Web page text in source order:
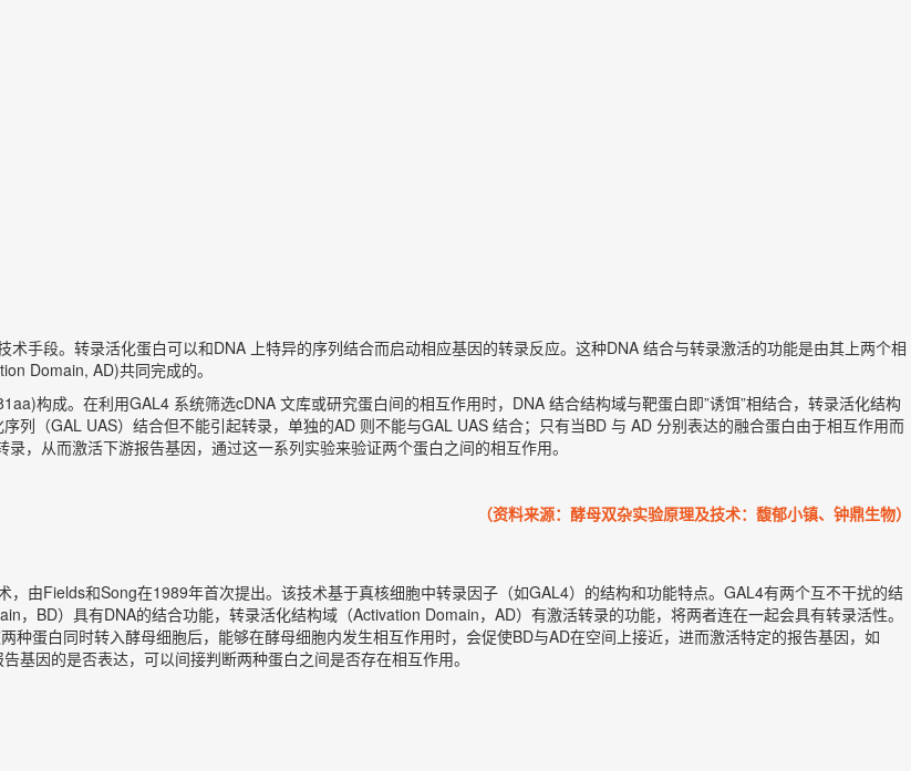
手段。转录活化蛋白可以和DNA 上特异的序列结合而启动相应基因的转录反应。这种DNA 结合与转录激活的功能是由其上两个相
Domain, AD)共同完成的。
构成。在利用GAL4 系统筛选cDNA 文库或研究蛋白间的相互作用时，DNA 结合结构域与靶蛋白即”诱饵”相结合，转录活化结构
列（GAL UAS）结合但不能引起转录，单独的AD 则不能与GAL UAS 结合；只有当BD 与 AD 分别表达的融合蛋白由于相互作用而
，从而激活下游报告基因，通过这一系列实验来验证两个蛋白之间的相互作用。
（资料来源：酵母双杂实验原理及技术：馥郁小镇、钟鼎生物）
由Fields和Song在1989年首次提出。该技术基于真核细胞中转录因子（如GAL4）的结构和功能特点。GAL4有两个互不干扰的结
BD）具有DNA的结合功能，转录活化结构域（Activation Domain，AD）有激活转录的功能，将两者连在一起会具有转录活性。
蛋白同时转入酵母细胞后，能够在酵母细胞内发生相互作用时，会促使BD与AD在空间上接近，进而激活特定的报告基因，如
因的是否表达，可以间接判断两种蛋白之间是否存在相互作用。